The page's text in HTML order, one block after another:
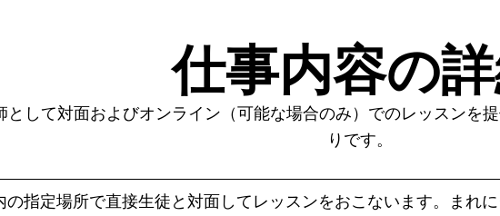
仕事内容の
として対面およびオンライン（可能な場合のみ）でのレッスンを
りです。
の指定場所で直接生徒と対面してレッスンをおこないます。まれ